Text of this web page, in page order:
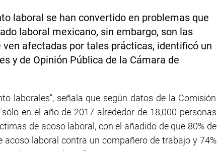
laboral se han convertido en problemas que
laboral mexicano, sin embargo, son las
afectadas por tales prácticas, identificó un
y de Opinión Pública de la Cámara de
laborales”, señala que según datos de la Comisión
en el año de 2017 alrededor de 18,000 personas
de acoso laboral, con el añadido de que 80% de
acoso laboral contra un compañero de trabajo y 74%